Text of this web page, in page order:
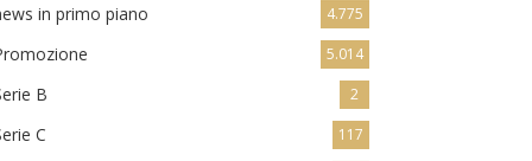
in primo piano 4.775
5.014
B 2
C 117